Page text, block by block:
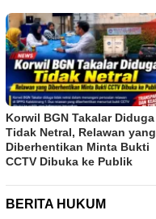
Korwil BGN Takalar Diduga
Tidak Netral, Relawan yang
Diberhentikan Minta Bukti
CCTV Dibuka ke Publik
BERITA HUKUM